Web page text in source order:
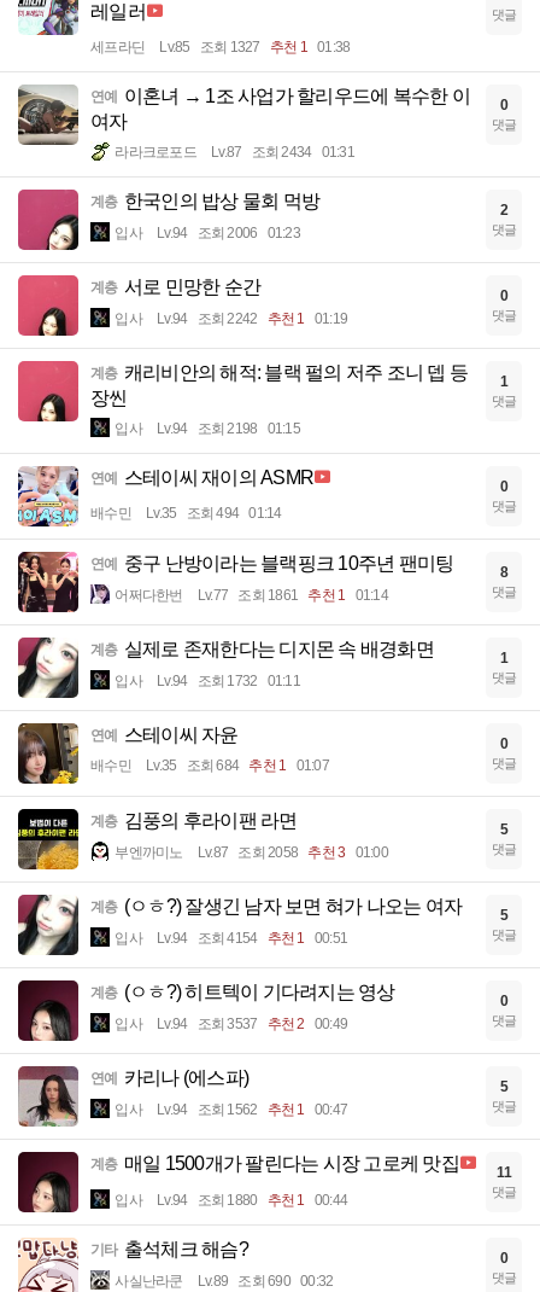
레일러
세프라딘 Lv.85 조회 1327 추천 1 01:38
댓글
연예
이혼녀 → 1조 사업가 할리우드에 복수한 이
여자
라라크로포드 Lv.87 조회 2434 01:31
0
댓글
계층 한국인의 밥상 물회 먹방
입사 Lv.94 조회 2006 01:23
2
댓글
계층 서로 민망한 순간
입사 Lv.94 조회 2242 추천 1 01:19
0
댓글
계층 캐리비안의 해적: 블랙 펄의 저주 조니 뎁 등
장씬
입사 Lv.94 조회 2198 01:15
1
댓글
연예 스테이씨 재이의 ASMR
배수민 Lv.35 조회 494 01:14
0
댓글
연예 중구 난방이라는 블랙핑크 10주년 팬미팅
어쩌다한번 Lv.77 조회 1861 추천 1 01:14
8
댓글
계층 실제로 존재한다는 디지몬 속 배경화면
입사 Lv.94 조회 1732 01:11
1
댓글
연예 스테이씨 자윤
배수민 Lv.35 조회 684 추천 1 01:07
0
댓글
계층 김풍의 후라이팬 라면
부엔까미노 Lv.87 조회 2058 추천 3 01:00
5
댓글
계층 (ㅇㅎ?) 잘생긴 남자 보면 혀가 나오는 여자
입사 Lv.94 조회 4154 추천 1 00:51
5
댓글
계층 (ㅇㅎ?) 히트텍이 기다려지는 영상
입사 Lv.94 조회 3537 추천 2 00:49
0
댓글
연예 카리나 (에스파)
입사 Lv.94 조회 1562 추천 1 00:47
5
댓글
계층 매일 1500개가 팔린다는 시장 고로케 맛집
입사 Lv.94 조회 1880 추천 1 00:44
11
댓글
기타 출석체크 해슴?
사실난라쿤 Lv.89 조회 690 00:32
0
댓글